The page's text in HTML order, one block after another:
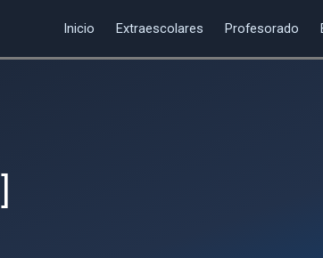
Inicio Extraescolares Profesorado